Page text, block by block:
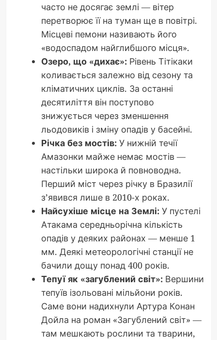
часто не досягає землі — вітер
перетворює її на туман ще в повітрі.
Місцеві пемони називають його
«водоспадом найглибшого місця».
Озеро, що «дихає»:Рівень Тітікаки
коливається залежно від сезону та
кліматичних циклів. За останні
десятиліття він поступово
знижується через зменшення
льодовиків і зміну опадів у басейні.
Річка без мостів:У нижній течії
Амазонки майже немає мостів —
настільки широка й повноводна.
Перший міст через річку в Бразилії
з’явився лише в 2010-х роках.
Найсухіше місце на Землі:У пустелі
Атакама середньорічна кількість
опадів у деяких районах — менше 1
мм. Деякі метеорологічні станції не
бачили дощу понад 400 років.
Тепуї як «загублений світ»:Вершини
тепуїв ізольовані мільйони років.
Саме вони надихнули Артура Конан
Дойла на роман «Загублений світ» —
там мешкають рослини та тварини,